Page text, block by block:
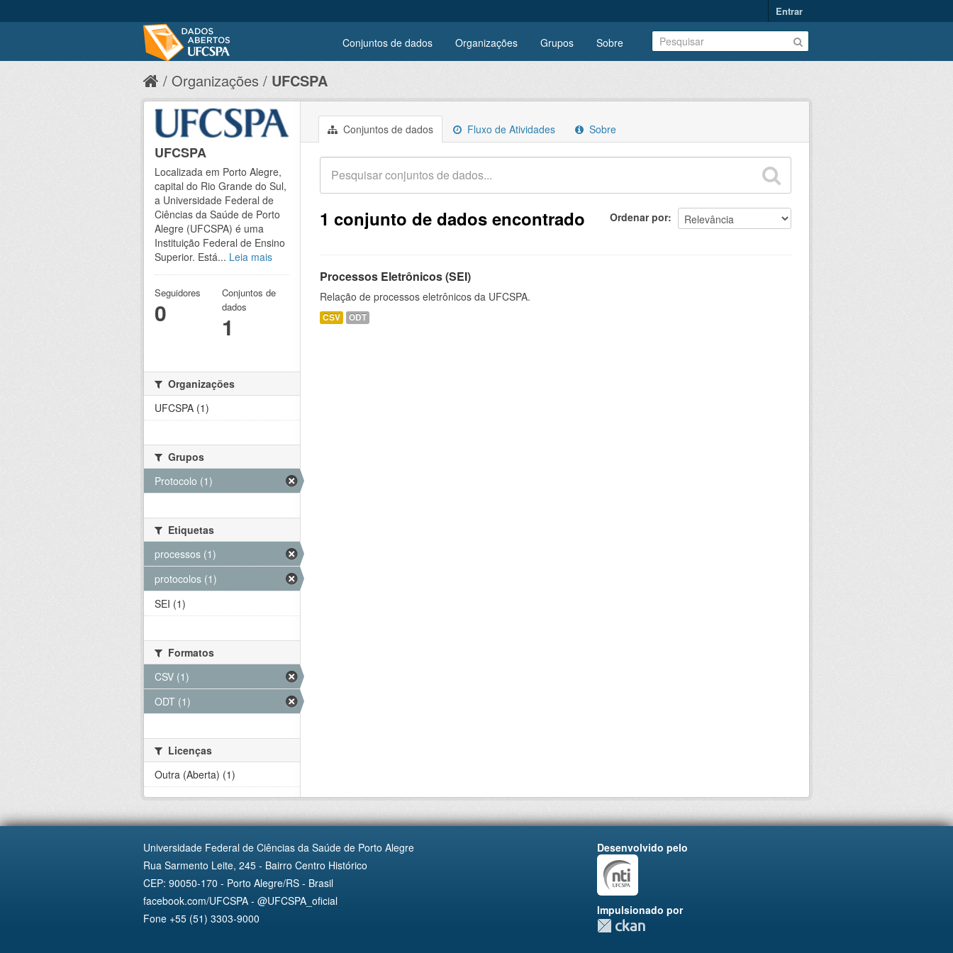
Entrar
Conjuntos de dados Organizações Grupos Sobre
Organizações UFCSPA
Conjuntos de dados Fluxo de Atividades Sobre
Ordenar por
1 conjunto de dados encontrado
Processos Eletrônicos (SEI)
Relação de processos eletrônicos da UFCSPA.
CSV ODT
UFCSPA
Localizada em Porto Alegre,
capital do Rio Grande do Sul,
a Universidade Federal de
Ciências da Saúde de Porto
Alegre (UFCSPA) é uma
Instituição Federal de Ensino
Superior. Está... Leia mais
Seguidores
0
Conjuntos de
dados
1
Organizações
UFCSPA (1)
Grupos
Protocolo (1)
Etiquetas
processos (1)
protocolos (1)
SEI (1)
Formatos
CSV (1)
ODT (1)
Licenças
Outra (Aberta) (1)
Universidade Federal de Ciências da Saúde de Porto Alegre
Rua Sarmento Leite, 245 - Bairro Centro Histórico
CEP: 90050-170 - Porto Alegre/RS - Brasil
facebook.com/UFCSPA - @UFCSPA_oficial
Fone +55 (51) 3303-9000
Desenvolvido pelo
Impulsionado por